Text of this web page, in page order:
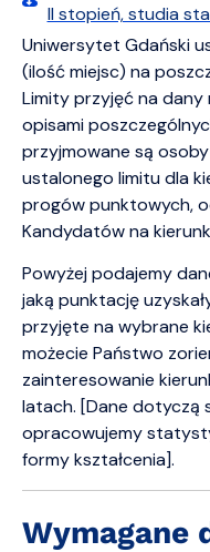
II stopień, studia
Uniwersytet Gdański
(ilość miejsc) na
Limity przyjęć na
opisami
przyjmowane są
ustalonego limitu dla
progów punktowych,
Kandydatów na
Powyżej podajemy
jaką punktację
przyjęte na wybrane
możecie Państwo
zainteresowanie
latach. [Dane dotyczą
opracowujemy
formy kształcenia].
Wymagane